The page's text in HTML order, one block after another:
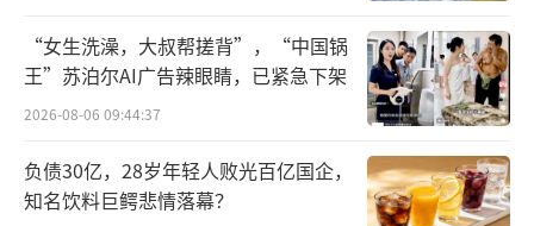
因素组成。绝大部分药品零售价不统一，即使
规定“统一零售价”，往往也有打折和缺货涨
价的情况。
这样的药价局面，怎么统一？
“女生洗澡，大叔帮搓背”，“中国锅
王”苏泊尔AI广告辣眼睛，已紧急下架
2026-08-06 09:44:37
负债30亿，28岁年轻人败光百亿国企，
知名饮料巨鳄悲情落幕？